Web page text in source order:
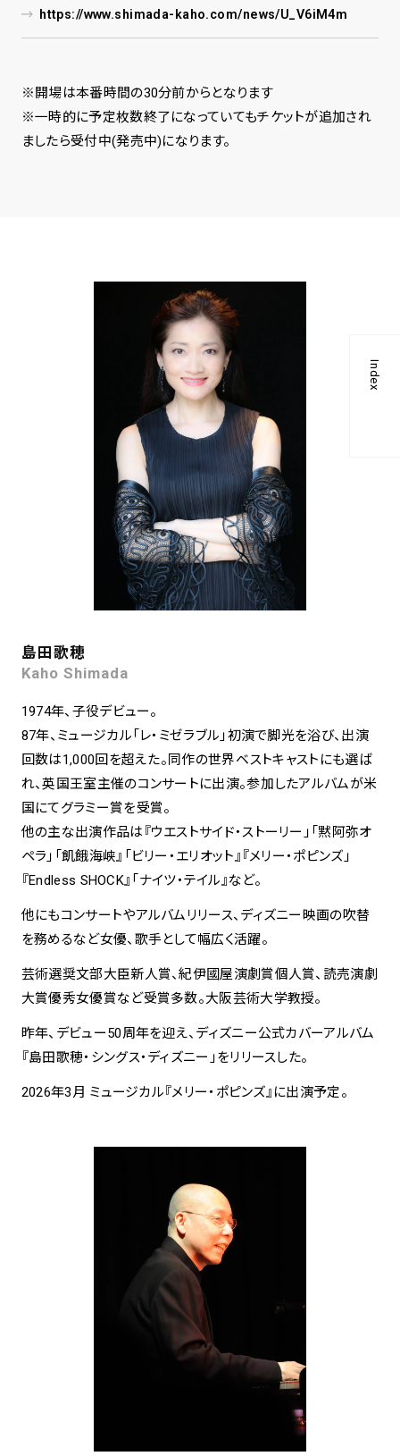
Index
https://www.shimada-kaho.com/news/U_V6iM4m
※開場は本番時間の30分前からとなります
※一時的に予定枚数終了になっていてもチケットが追加され
ましたら受付中(発売中)になります。
島田歌穂
Kaho Shimada
1974年、子役デビュー。
87年、ミュージカル「レ・ミゼラブル」初演で脚光を浴び、出演
回数は1,000回を超えた。同作の世界ベストキャストにも選ば
れ、英国王室主催のコンサートに出演。参加したアルバムが米
国にてグラミー賞を受賞。
他の主な出演作品は『ウエストサイド・ストーリー」「黙阿弥オ
ペラ」「飢餓海峡』「ビリー・エリオット』『メリー・ポピンズ」
『Endless SHOCK』「ナイツ・テイル』など。
他にもコンサートやアルバムリリース、ディズニー映画の吹替
を務めるなど女優、歌手として幅広く活躍。
芸術選奨文部大臣新人賞、紀伊國屋演劇賞個人賞、読売演劇
大賞優秀女優賞など受賞多数。大阪芸術大学教授。
昨年、デビュー50周年を迎え、ディズニー公式カバーアルバム
『島田歌穂・シングス・ディズニー」をリリースした。
2026年3月 ミュージカル『メリー・ポピンズ』に出演予定。